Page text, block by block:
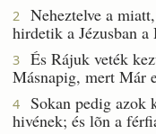
2
Neheztelve a
hirdetik a Jézusban
3
És Rájuk veték
Másnapig, mert Már
4
Sokan pedig azok
hivének; és lõn a